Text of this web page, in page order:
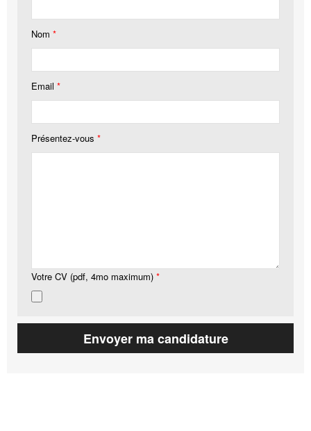
Nom *
Email *
Présentez-vous *
Votre CV (pdf, 4mo maximum) *